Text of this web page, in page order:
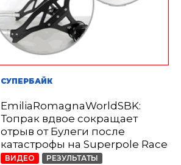
СУПЕРБАЙК
EmiliaRomagnaWorldSBK:
Топрак вдвое сокращает
отрыв от Булеги после
катастрофы на Superpole Race
ВИДЕО РЕЗУЛЬТАТЫ